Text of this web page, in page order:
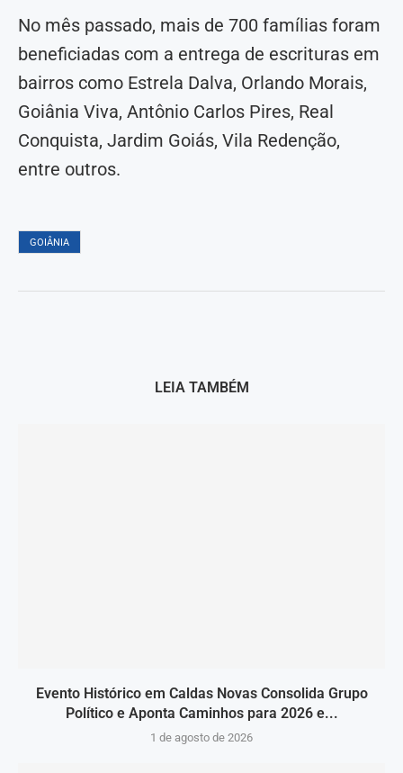
No mês passado, mais de 700 famílias foram
beneficiadas com a entrega de escrituras em
bairros como Estrela Dalva, Orlando Morais,
Goiânia Viva, Antônio Carlos Pires, Real
Conquista, Jardim Goiás, Vila Redenção,
entre outros.
GOIÂNIA
LEIA TAMBÉM
Evento Histórico em Caldas Novas Consolida Grupo
Político e Aponta Caminhos para 2026 e...
1 de agosto de 2026